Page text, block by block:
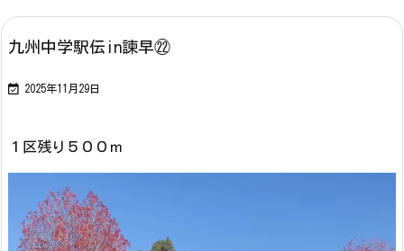
九州中学駅伝in諫早㉒
 2025年11月29日
１区残り５００ｍ
プ